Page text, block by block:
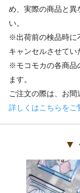
め、実際の商品と異
い。
※出荷前の検品時に
キャンセルさせてい
※モコモカの各商品
ます。
ご注文の際は、お間
詳しくはこちらをご
▼